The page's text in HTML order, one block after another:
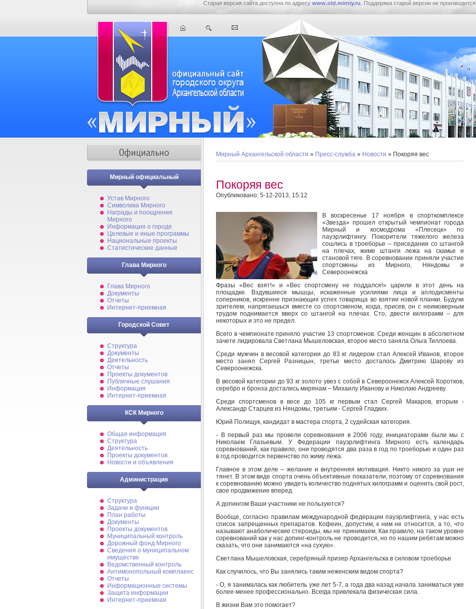
Старая версия сайта доступна по адресу www.old.mirniy.ru . Поддержка старой версии не производится.
Мирный официальный
Устав Мирного
Символика Мирного
Награды и поощрения
Мирного
Информация о городе
Целевые и иные программы
Национальные проекты
Статистические данные
Глава Мирного
Глава Мирного
Документы
Отчеты
Интернет-приемная
Городской Совет
Структура
Документы
Деятельность
Отчеты
Проекты документов
Публичные слушания
Информация
Интернет-приемная
КСК Мирного
Общая информация
Структура
Деятельность
Проекты документов
Новости и объявления
Администрация
Структура
Задачи и функции
План работы
Документы
Проекты документов
Муниципальный контроль
Дорожный фонд Мирного
Cведения о муниципальном
имуществе
Ведомственный контроль
Антимонопольный комплаенс
Отчеты
Информационные системы
Защита информации
Интернет-приемная
Мирный Архангельской области » Пресс-служба » Новости » Покоряя вес
Покоряя вес
Опубликовано: 5-12-2013, 15:12
В воскресенье 17 ноября в спорткомплексе
«Звезда» прошел открытый чемпионат города
Мирный и космодрома «Плесецк» по
пауэрлифтингу. Покорители тяжелого железа
сошлись в троеборье – приседании со штангой
на плечах, жиме штанги лежа на скамье и
становой тяге. В соревновании приняли участие
спортсмены из Мирного, Няндомы и
Североонежска
Фразы «Вес взят!» и «Вес спортсмену не поддался!» царили в этот день на
площадке. Вздувшиеся мышцы, искаженные усилиями лица и аплодисменты
соперников, искренне признающих успех товарища во взятии новой планки. Будучи
зрителем, напрягаешься вместе со спортсменом, когда, присев, он с неимоверным
трудом поднимается вверх со штангой на плечах. Сто, двести килограмм – для
некоторых и это не предел.
Всего в чемпионате приняло участие 13 спортсменов. Среди женщин в абсолютном
зачете лидировала Светлана Мышеловская, второе место заняла Ольга Тиллоева.
Среди мужчин в весовой категории до 83 кг лидером стал Алексей Иванов, второе
место занял Сергей Разницын, третье место досталось Дмитрию Шарову из
Североонежска.
В весовой категории до 93 кг золото увез с собой в Североонежск Алексей Коротков,
серебро и бронза достались мирянам – Михаилу Иванову и Николаю Андрееву.
Среди спортсменов в весе до 105 кг первым стал Сергей Макаров, вторым -
Александр Старцев из Няндомы, третьим - Сергей Гладких.
Юрий Полищук, кандидат в мастера спорта, 2 судейская категория.
- В первый раз мы провели соревнования в 2006 году, инициаторами были мы с
Николаем Глазьевым. У Федерации пауэрлифтинга Мирного есть календарь
соревнований, как правило, они проводятся два раза в год по троеборью и один раз
в год проводится первенство по жиму лежа.
Главное в этом деле – желание и внутренняя мотивация. Никто никого за уши не
тянет. В этом виде спорта очень объективные показатели, поэтому от соревнования
к соревнованию можно увидеть количество поднятых килограмм и оценить свой рост,
свое продвижение вперед.
А допингом Ваши участники не пользуются?
Вообще, согласно правилам международной федерации пауэрлифтинга, у нас есть
список запрещенных препаратов. Кофеин, допустим, к ним не относится, а то, что
называют анаболические стероиды, мы не принимаем. Как правило, на таком уровне
соревнований как у нас допинг-контроль не проводится, но по нашим ребятам можно
сказать, что они занимаются «на сухую».
Светлана Мышеловская, серебряный призер Архангельска в силовом троеборье
Как случилось, что Вы занялись таким неженским видом спорта?
- О, я занималась как любитель уже лет 5-7, а года два назад начала заниматься уже
более-менее профессионально. Всегда привлекала физическая сила.
В жизни Вам это помогает?